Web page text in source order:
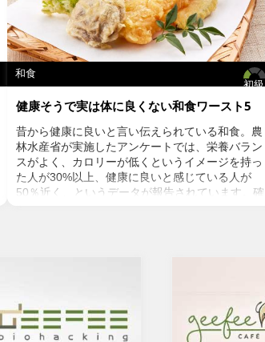
初級
和食
健康そうで実は体に良くない和食ワースト5
昔から健康に良いと言い伝えられている和食。農
林水産省が実施したアンケートでは、栄養バラン
スがよく、カロリーが低くというイメージを持っ
た人が30%以上、健康に良いと感じている人が
50％近く、というデータが報告されています。確
見るからに不健康そうな焦げ焦げの焼き魚を違和
感なく食べている人も多いのでは？魚が高温調理
されることでアミノ酸(タンパク質)とクレアチン